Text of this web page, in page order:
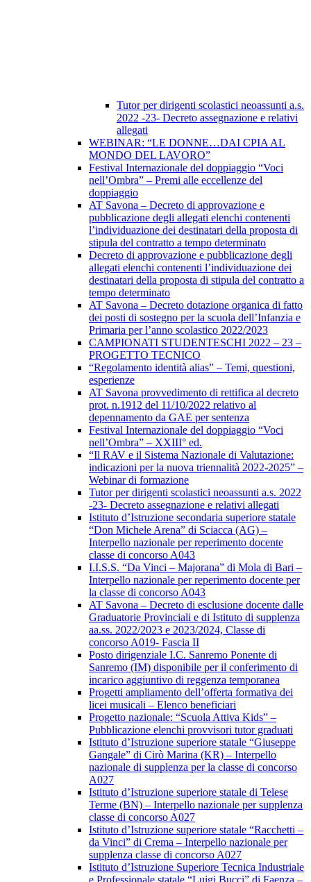
Tutor per dirigenti scolastici neoassunti a.s.
2022 -23- Decreto assegnazione e relativi
allegati
WEBINAR: “LE DONNE…DAI CPIA AL
MONDO DEL LAVORO”
Festival Internazionale del doppiaggio “Voci
nell’Ombra” – Premi alle eccellenze del
doppiaggio
AT Savona – Decreto di approvazione e
pubblicazione degli allegati elenchi contenenti
l’individuazione dei destinatari della proposta di
stipula del contratto a tempo determinato
Decreto di approvazione e pubblicazione degli
allegati elenchi contenenti l’individuazione dei
destinatari della proposta di stipula del contratto a
tempo determinato
AT Savona – Decreto dotazione organica di fatto
dei posti di sostegno per la scuola dell’Infanzia e
Primaria per l’anno scolastico 2022/2023
CAMPIONATI STUDENTESCHI 2022 – 23 –
PROGETTO TECNICO
“Regolamento identità alias” – Temi, questioni,
esperienze
AT Savona provvedimento di rettifica al decreto
prot. n.1912 del 11/10/2022 relativo al
depennamento da GAE per sentenza
Festival Internazionale del doppiaggio “Voci
nell’Ombra” – XXIII° ed.
“Il RAV e il Sistema Nazionale di Valutazione:
indicazioni per la nuova triennalità 2022-2025” –
Webinar di formazione
Tutor per dirigenti scolastici neoassunti a.s. 2022
-23- Decreto assegnazione e relativi allegati
Istituto d’Istruzione secondaria superiore statale
“Don Michele Arena” di Sciacca (AG) –
Interpello nazionale per reperimento docente
classe di concorso A043
I.I.S.S. “Da Vinci – Majorana” di Mola di Bari –
Interpello nazionale per reperimento docente per
la classe di concorso A043
AT Savona – Decreto di esclusione docente dalle
Graduatorie Provinciali e di Istituto di supplenza
aa.ss. 2022/2023 e 2023/2024, Classe di
concorso A019- Fascia II
Posto dirigenziale I.C. Sanremo Ponente di
Sanremo (IM) disponibile per il conferimento di
incarico aggiuntivo di reggenza temporanea
Progetti ampliamento dell’offerta formativa dei
licei musicali – Elenco beneficiari
Progetto nazionale: “Scuola Attiva Kids” –
Pubblicazione elenchi provvisori tutor graduati
Istituto d’Istruzione superiore statale “Giuseppe
Gangale” di Cirò Marina (KR) – Interpello
nazionale di supplenza per la classe di concorso
A027
Istituto d’Istruzione superiore statale di Telese
Terme (BN) – Interpello nazionale per supplenza
classe di concorso A027
Istituto d’Istruzione superiore statale “Racchetti –
da Vinci” di Crema – Interpello nazionale per
supplenza classe di concorso A027
Istituto d’Istruzione Superiore Tecnica Industriale